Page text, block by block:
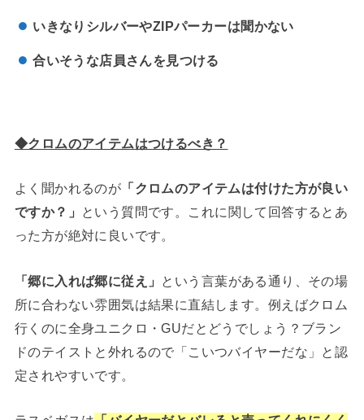
いきなりシルバーやZIPパーカーは聞かない
合いそうな店員さんを見つける
◆クロムのアイテムはつけるべき？
よく聞かれるのが 「クロムのアイテムは付けた方が良い
ですか？」
という質問です。これに関して回答するとあ
った方が絶対に良いです。
「郷に入れば郷に従え」 という言葉がある通り、その場
所に合わない雰囲気は結果に直結します。例えばクロム
行くのに全身ユニクロ・GUだとどうでしょう？ブラン
ドのテイストと外れるので「こいつバイヤーだな」と認
定されやすいです。